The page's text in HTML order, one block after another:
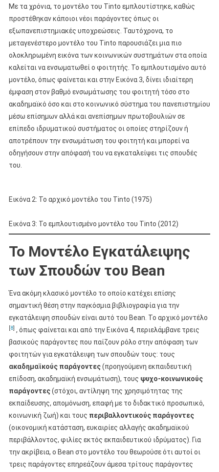
Με τα χρόνια, το μοντέλο του Tinto εμπλουτίστηκε, καθώς
προστέθηκαν κάποιοι νέοι παράγοντες όπως οι
εξωπανεπιστημιακές υποχρεώσεις. Ταυτόχρονα, το
μεταγενέστερο μοντέλο του Tinto παρουσιάζει μια πιο
ολοκληρωμένη εικόνα των κοινωνικών συστημάτων στα οποία
καλείται να ενσωματωθεί ο φοιτητής. Το εμπλουτισμένο αυτό
μοντέλο, όπως φαίνεται και στην Εικόνα 3, δίνει ιδιαίτερη
έμφαση στον βαθμό ενσωμάτωσης του φοιτητή τόσο στο
ακαδημαϊκό όσο και στο κοινωνικό σύστημα του πανεπιστημίου
μέσω επίσημων αλλά και ανεπίσημων πρωτοβουλιών σε
επίπεδο ιδρυματικού συστήματος οι οποίες στηρίζουν ή
αποτρέπουν την ενσωμάτωση του φοιτητή και μπορεί να
οδηγήσουν στην απόφασή του να εγκαταλείψει τις σπουδές
του.
Εικόνα 2: Το αρχικό μοντέλο του Tinto (1975)
Εικόνα 3: Το εμπλουτισμένο μοντέλο του Tinto (2012)
Το Μοντέλο Εγκατάλειψης
των Σπουδών του Bean
Ένα ακόμη κλασικό μοντέλο το οποίο κατέχει επίσης
σημαντική θέση στην παγκόσμια βιβλιογραφία για την
εγκατάλειψη σπουδών είναι αυτό του Bean. Το αρχικό μοντέλο
[8] , όπως φαίνεται και από την Εικόνα 4, περιελάμβανε τρεις
βασικούς παράγοντες που παίζουν ρόλο στην απόφαση των
φοιτητών για εγκατάλειψη των σπουδών τους: τους
ακαδημαϊκούς παράγοντες(προηγούμενη εκπαιδευτική
επίδοση, ακαδημαϊκή ενσωμάτωση), τους ψυχο-κοινωνικούς
παράγοντες(στόχοι, αντίληψη της χρησιμότητας της
εκπαίδευσης, απομόνωση, επαφή με το διδακτικό προσωπικό,
κοινωνική ζωή) και τους περιβαλλοντικούς παράγοντες
(οικονομική κατάσταση, ευκαιρίες αλλαγής ακαδημαϊκού
περιβάλλοντος, φιλίες εκτός εκπαιδευτικού ιδρύματος). Για
την ακρίβεια, ο Bean στο μοντέλο του θεωρούσε ότι αυτοί οι
τρεις παράγοντες επηρεάζουν άμεσα τρίτους παράγοντες